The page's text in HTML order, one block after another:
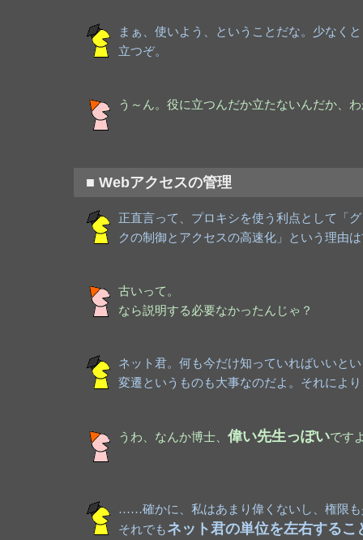
まぁ、使いよう、ということだな。少なく
立つぞ。
う～ん。役に立つんだか立たないんだか、
■ Webアクセスの管理
正直言って、プロキシを使う利点として「
クの制御とアクセスの高速化」という理由
古いって。
なら説明する必要なかったんじゃ？
ネット君。何も今だけ知っていればいいと
変遷というものも大事なのだよ。それによ
うわ、なんか博士、 偉い先生っぽいです
……確かに、私はあまり偉くないし、権限も
それでもネット君の単位を左右するこ